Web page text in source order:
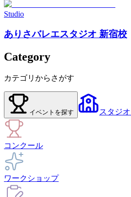
Studio
ありさバレエスタジオ 新宿校
Category
カテゴリからさがす
イベント を探す スタジオ
コンクール
ワークショップ